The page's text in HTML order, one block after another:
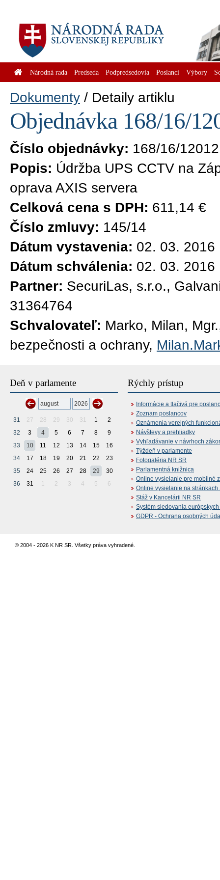
Národná rada Predseda Podpredsedovia Poslanci Výbory
Dokumenty Detaily artiklu
Objednávka 168/16/
Číslo objednávky: 168/16/12012
Popis: Údržba UPS CCTV na
oprava AXIS servera
Celková cena s DPH: 611,14 €
Číslo zmluvy: 145/14
Dátum vystavenia: 02. 03. 2016
Dátum schválenia: 02. 03. 2016
Partner: SecuriLas, s.r.o.,
31364764
Schvalovateľ: Marko, Milan,
bezpečnosti a ochrany,
Deň v parlamente
31 27 28 29 30 31 1
2
32
3 4 5 6 7 8
9
33
10 11 12 13 14 15
16
34
17 18 19 20 21 22
23
35
24 25 26 27 28 29
30
36
31 1 2 3 4 5 6
Rýchly prístup
Informácie a tlačivá pre
Zoznam poslancov
Oznámenia verejných
Návštevy a prehliadky
Vyhľadávanie v návrhoch
Týždeň v parlamente
Fotogaléria NR SR
Parlamentná knižnica
Online vysielanie pre mobilné
Online vysielanie na stránkach
Stáž v Kancelárii NR SR
Systém sledovania
GDPR - Ochrana osobných
© 2004 - 2026 K NR SR. Všetky práva vyhradené.